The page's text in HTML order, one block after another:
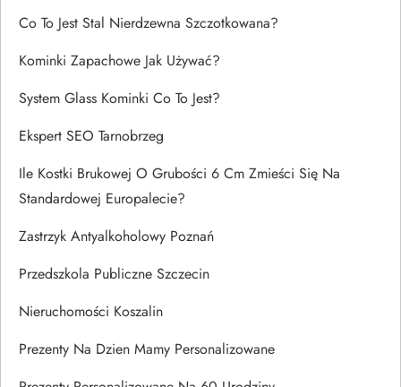
Co To Jest Stal Nierdzewna Szczotkowana?
Kominki Zapachowe Jak Używać?
System Glass Kominki Co To Jest?
Ekspert SEO Tarnobrzeg
Ile Kostki Brukowej O Grubości 6 Cm Zmieści Się Na
Standardowej Europalecie?
Zastrzyk Antyalkoholowy Poznań
Przedszkola Publiczne Szczecin
Nieruchomości Koszalin
Prezenty Na Dzien Mamy Personalizowane